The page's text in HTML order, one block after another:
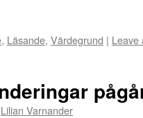
, Läsande, Värdegrund | Leave
Lilian Varnander